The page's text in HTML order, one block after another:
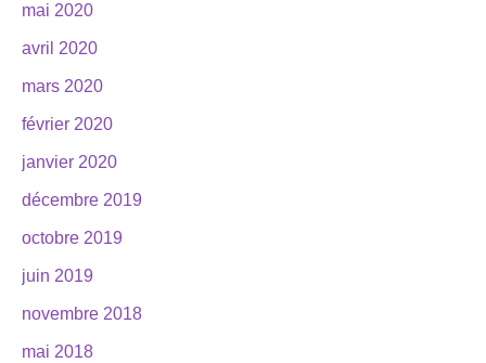
mai 2020
avril 2020
mars 2020
février 2020
janvier 2020
décembre 2019
octobre 2019
juin 2019
novembre 2018
mai 2018